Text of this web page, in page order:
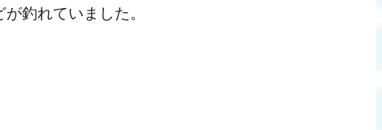
釣れていました。